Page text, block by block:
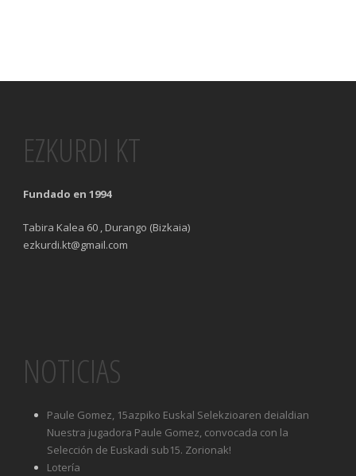
EZKURDI KT
Fundado en 1994
Tabira Kalea 60 , Durango (Bizkaia)
ezkurdi.kt@gmail.com
NOTICIAS
Paule Gomez, 15azpiko Euskal Selekzioaren deialdian
Nuestra jugadora Paule Gomez, convocada con la
Selección de Euskadi sub15. Zorionak!
Lotería